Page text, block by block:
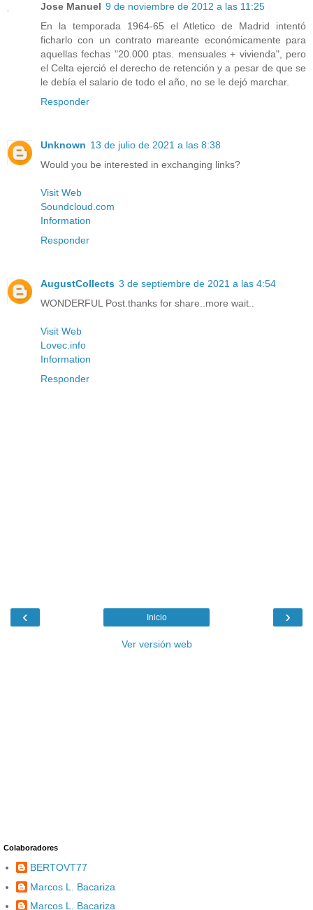
Jose Manuel 9 de noviembre de 2012 a las 11:25
En la temporada 1964-65 el Atletico de Madrid intentó
ficharlo con un contrato mareante económicamente para
aquellas fechas "20.000 ptas. mensuales + vivienda", pero
el Celta ejerció el derecho de retención y a pesar de que se
le debía el salario de todo el año, no se le dejó marchar.
Responder
Unknown 13 de julio de 2021 a las 8:38
Would you be interested in exchanging links?
Visit Web
Soundcloud.com
Information
Responder
AugustCollects 3 de septiembre de 2021 a las 4:54
WONDERFUL Post.thanks for share..more wait..
Visit Web
Lovec.info
Information
Responder
‹ ›
Inicio
Ver versión web
Colaboradores
BERTOVT77
Marcos L. Bacariza
Marcos L. Bacariza